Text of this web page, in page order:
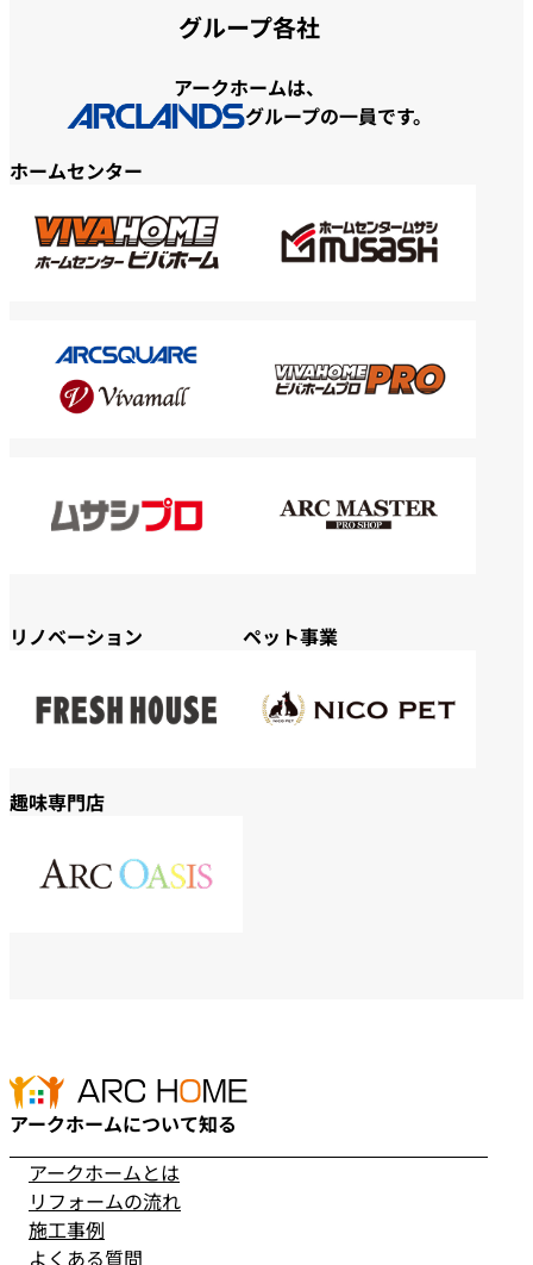
グループ各社
アークホームは、
グループの一員です。
ホームセンター
リノベーション ペット事業
趣味専門店
アークホームについて知る
アークホームとは
リフォームの流れ
施工事例
よくある質問